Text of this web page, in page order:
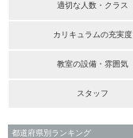
適切な人数・クラス
カリキュラムの充実度
教室の設備・雰囲気
スタッフ
都道府県別ランキング